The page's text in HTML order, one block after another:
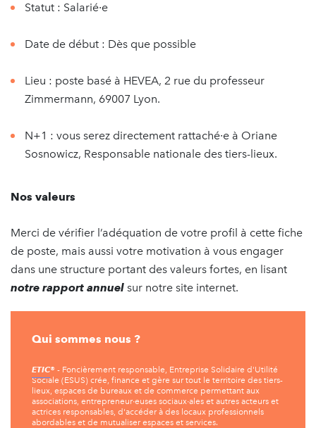
Statut : Salarié∙e
Date de début : Dès que possible
Lieu : poste basé à HEVEA, 2 rue du professeur
Zimmermann, 69007 Lyon.
N+1 : vous serez directement rattaché∙e à Oriane
Sosnowicz, Responsable nationale des tiers-lieux.
Nos valeurs
Merci de vérifier l’adéquation de votre profil à cette fiche
de poste, mais aussi votre motivation à vous engager
dans une structure portant des valeurs fortes, en lisant
notre rapport annuel sur notre site internet.
Qui sommes nous ?
ETIC® - Foncièrement responsable, Entreprise Solidaire d'Utilité
Sociale (ESUS) crée, finance et gère sur tout le territoire des tiers-
lieux, espaces de bureaux et de commerce permettant aux
associations, entrepreneur∙euses sociaux∙ales et autres acteurs et
actrices responsables, d'accéder à des locaux professionnels
abordables et de mutualiser espaces et services.